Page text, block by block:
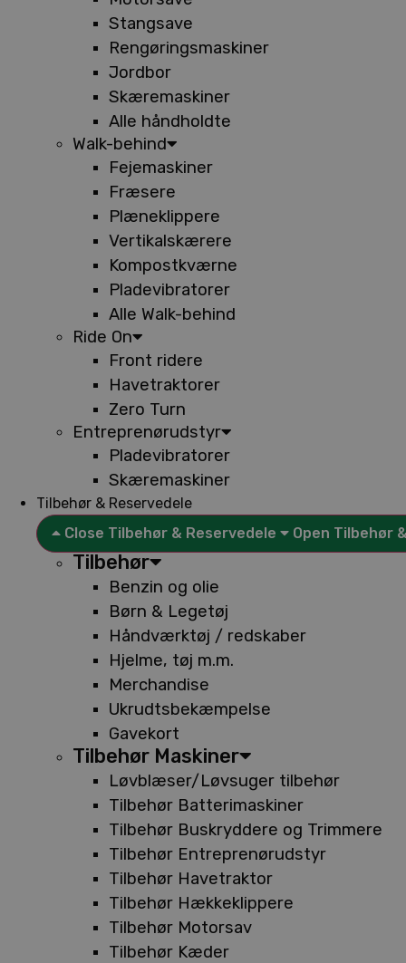
Stangsave
Rengøringsmaskiner
Jordbor
Skæremaskiner
Alle håndholdte
Walk-behind
Fejemaskiner
Fræsere
Plæneklippere
Vertikalskærere
Kompostkværne
Pladevibratorer
Alle Walk-behind
Ride On
Front ridere
Havetraktorer
Zero Turn
Entreprenørudstyr
Pladevibratorer
Skæremaskiner
Tilbehør & Reservedele
Close Tilbehør & Reservedele
Open Tilbehør
Tilbehør
Benzin og olie
Børn & Legetøj
Håndværktøj / redskaber
Hjelme, tøj m.m.
Merchandise
Ukrudtsbekæmpelse
Gavekort
Tilbehør Maskiner
Løvblæser/Løvsuger tilbehør
Tilbehør Batterimaskiner
Tilbehør Buskryddere og Trimmere
Tilbehør Entreprenørudstyr
Tilbehør Havetraktor
Tilbehør Hækkeklippere
Tilbehør Motorsav
Tilbehør Kæder